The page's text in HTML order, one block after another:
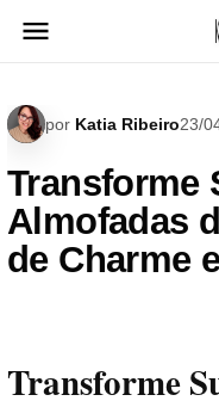
para
por Katia Ribeiro23/
Transforme
Almofadas
de Charme
Transforme